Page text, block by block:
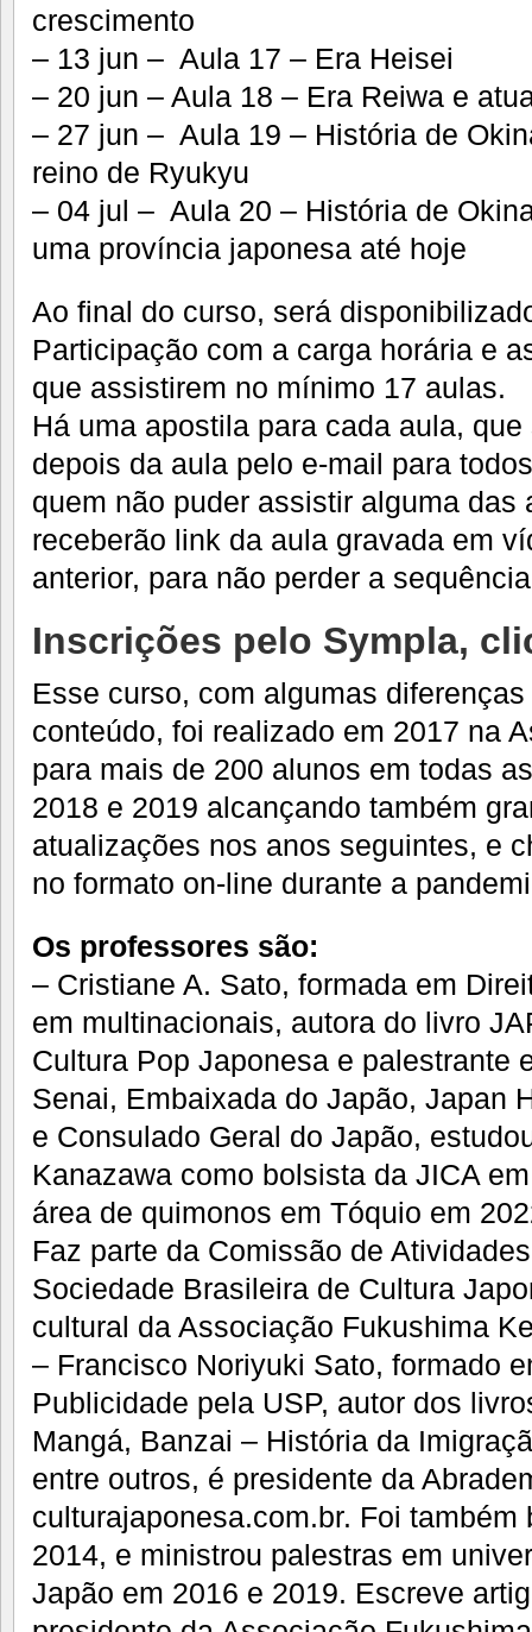
crescimento
– 13 jun – Aula 17 – Era Heisei
– 20 jun – Aula 18 – Era Reiwa e
– 27 jun – Aula 19 – História de
reino de Ryukyu
– 04 jul – Aula 20 – História de
uma província japonesa até hoje
Ao final do curso, será
Participação com a carga horária e
que assistirem no mínimo 17 aulas.
Há uma apostila para cada aula,
depois da aula pelo e-mail para
quem não puder assistir alguma das
receberão link da aula gravada em
anterior, para não perder a
Inscrições pelo Sympla,
Esse curso, com algumas
conteúdo, foi realizado em 2017 na
para mais de 200 alunos em todas
2018 e 2019 alcançando também
atualizações nos anos seguintes, e
no formato on-line durante a
Os professores são:
– Cristiane A. Sato, formada em
em multinacionais, autora do livro
Cultura Pop Japonesa e palestrante
Senai, Embaixada do Japão, Japan
e Consulado Geral do Japão,
Kanazawa como bolsista da JICA
área de quimonos em Tóquio em
Faz parte da Comissão de
Sociedade Brasileira de Cultura
cultural da Associação Fukushima
– Francisco Noriyuki Sato, formado
Publicidade pela USP, autor dos
Mangá, Banzai – História da
entre outros, é presidente da
culturajaponesa.com.br. Foi
2014, e ministrou palestras em
Japão em 2016 e 2019. Escreve